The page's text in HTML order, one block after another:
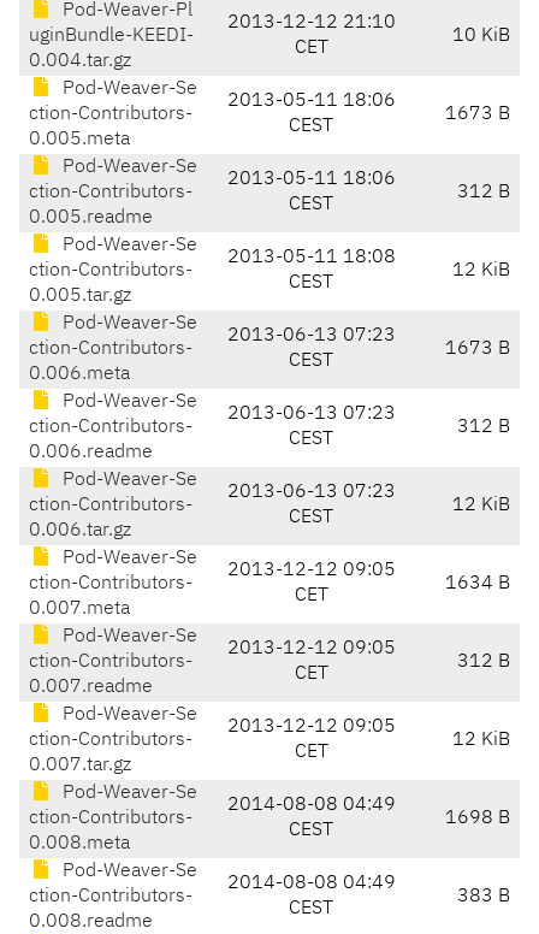
Pod-Weaver-Pl
uginBundle-KEEDI-
0.004.tar.gz
2013-12-12 21:10
CET
10 KiB
Pod-Weaver-Se
ction-Contributors-
0.005.meta
2013-05-11 18:06
CEST
1673 B
Pod-Weaver-Se
ction-Contributors-
0.005.readme
2013-05-11 18:06
CEST
312 B
Pod-Weaver-Se
ction-Contributors-
0.005.tar.gz
2013-05-11 18:08
CEST
12 KiB
Pod-Weaver-Se
ction-Contributors-
0.006.meta
2013-06-13 07:23
CEST
1673 B
Pod-Weaver-Se
ction-Contributors-
0.006.readme
2013-06-13 07:23
CEST
312 B
Pod-Weaver-Se
ction-Contributors-
0.006.tar.gz
2013-06-13 07:23
CEST
12 KiB
Pod-Weaver-Se
ction-Contributors-
0.007.meta
2013-12-12 09:05
CET
1634 B
Pod-Weaver-Se
ction-Contributors-
0.007.readme
2013-12-12 09:05
CET
312 B
Pod-Weaver-Se
ction-Contributors-
0.007.tar.gz
2013-12-12 09:05
CET
12 KiB
Pod-Weaver-Se
ction-Contributors-
0.008.meta
2014-08-08 04:49
CEST
1698 B
Pod-Weaver-Se
ction-Contributors-
0.008.readme
2014-08-08 04:49
CEST
383 B